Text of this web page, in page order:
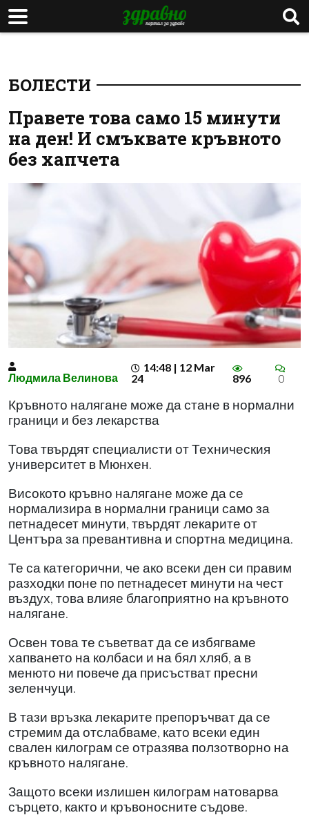
БОЛЕСТИ
Правете това само 15 минути
на ден! И смъквате кръвното
без хапчета
Людмила Велинова
14:48 | 12 Mar
24
896 0
Кръвното налягане може да стане в нормални
граници и без лекарства
Това твърдят специалисти от Техническия
университет в Мюнхен.
Високото кръвно налягане може да се
нормализира в нормални граници само за
петнадесет минути, твърдят лекарите от
Центъра за превантивна и спортна медицина.
Те са категорични, че ако всеки ден си правим
разходки поне по петнадесет минути на чест
въздух, това влияе благоприятно на кръвното
налягане.
Освен това те съветват да се избягваме
хапването на колбаси и на бял хляб, а в
менюто ни повече да присъстват пресни
зеленчуци.
В тази връзка лекарите препоръчват да се
стремим да отслабваме, като всеки един
свален килограм се отразява ползотворно на
кръвното налягане.
Защото всеки излишен килограм натоварва
сърцето, както и кръвоносните съдове.